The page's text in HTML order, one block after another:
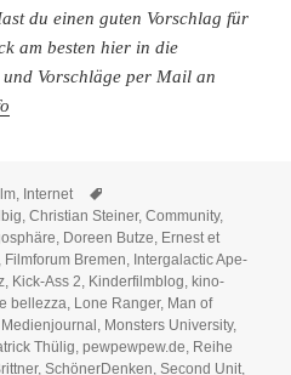
du einen guten Vorschlag für
am besten hier in die
Vorschläge per Mail an
Internet
,Christian Steiner,Community,
Doreen Butze Ernest et
Filmforum Bremen Intergalactic Ape-
Kick-Ass 2 Kinderfilmblog ,kino-
bellezza Lone Ranger, Man of
Medienjournal Monsters University,
Thülig ,pewpewpew.de Reihe
,SchönerDenken ,Second Unit